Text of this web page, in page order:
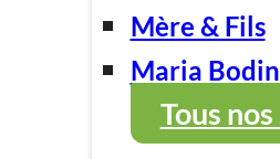
Mère & Fils
Maria
Tous